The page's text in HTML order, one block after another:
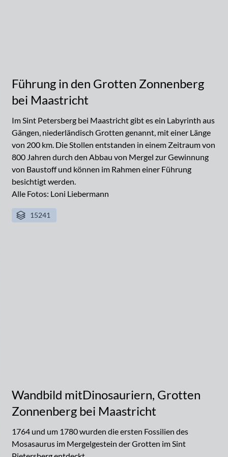
Führung in den Grotten Zonnenberg
bei Maastricht
Im Sint Petersberg bei Maastricht gibt es ein Labyrinth aus
Gängen, niederländisch Grotten genannt, mit einer Länge
von 200 km. Die Stollen entstanden in einem Zeitraum von
800 Jahren durch den Abbau von Mergel zur Gewinnung
von Baustoff und können im Rahmen einer Führung
besichtigt werden.
Alle Fotos: Loni Liebermann
15241
Wandbild mitDinosauriern, Grotten
Zonnenberg bei Maastricht
1764 und um 1780 wurden die ersten Fossilien des
Mosasaurus im Mergelgestein der Grotten im Sint